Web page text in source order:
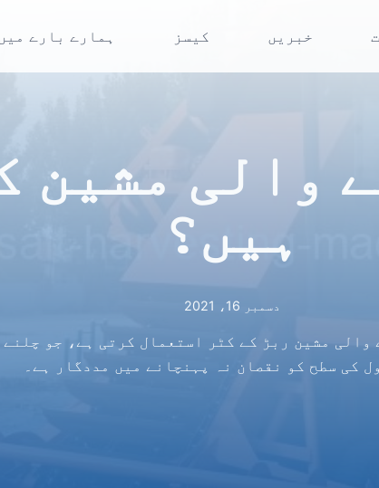
خبریں کیسز ہمارے بارے میں
والی مشین
ہیں؟
دسمبر 16، 2021
والی مشین ربڑ کے کٹر استعمال کرتی ہے، جو چلنے
کی سطح کو نقصان نہ پہنچانے میں مددگار ہے۔